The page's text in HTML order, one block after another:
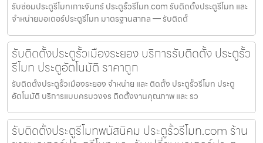
รับซ่อมประตูรีโมทเกาะจันทร์ ประตูรั้วรีโมท.com รับติดตั้งประตูรีโมท และ
จำหน่ายมอเตอร์ประตูรีโมท มาตรฐานสากล — รับติดตั้
รับติดตั้งประตูรั้วเมืองระยอง บริการรับติดตั้ง ประตูรั้ว
รีโมท ประตูอัตโนมัติ ราคาถูก
รับติดตั้งประตูรั้วเมืองระยอง จำหน่าย และ ติดตั้ง ประตูรั้วรีโมท ประตู
อัตโนมัติ บริการแบบครบวงจร ติดตั้งงานคุณภาพ และ รว
รับติดตั้งประตูรีโมทพนัสนิคม ประตูรั้วรีโมท.com ร้าน